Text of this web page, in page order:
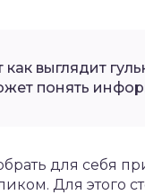
как выглядит
понять
для себя
Для этого